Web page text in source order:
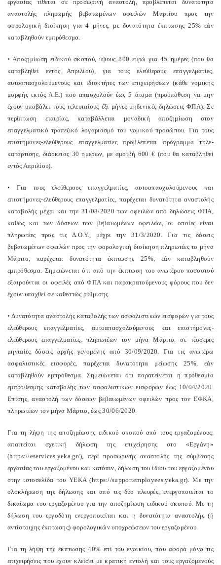
εργασίας τίθεται σε προσωρινή αναστολή, προβλέπεται δυνατότητα
αναστολής πληρωμής βεβαιωμένων οφειλών Μαρτίου προς την
φορολογική διοίκηση για 4 μήνες, με δυνατότητα έκπτωσης 25% εάν
καταβληθούν εμπρόθεσμα.
• Αποζημίωση ειδικού σκοπού, ύψους 800 ευρώ για 45 ημέρες (που θα
καταβληθεί εντός Απριλίου), για τους ελεύθερους επαγγελματίες,
αυτοαπασχολούμενους και ιδιοκτήτες των επιχειρήσεων (κάθε νομικής
μορφής εκτός Α.Ε.) που απασχολούν έως 5 άτομα (προϋπόθεση να μην
έχουν υποβάλει τους τελευταίους έξι μήνες μηδενικές δηλώσεις ΦΠΑ). Σε
περίπτωση εταιρίας, καταβάλλεται μοναδική αποζημίωση στον
επαγγελματικό τραπεζικό λογαριασμό του νομικού προσώπου. Για τους
επιστήμονες-ελεύθερους επαγγελματίες προβλέπεται πρόγραμμα τηλε-
κατάρτισης, διάρκειας 30 ημερών, με αμοιβή 600 € (που θα καταβληθεί
εντός Απριλίου).
• Για τους ελεύθερους επαγγελματίες, αυτοαπασχολούμενους και
επιστήμονες-ελεύθερους επαγγελματίες, παρέχεται δυνατότητα αναστολής
καταβολής μέχρι και την 31/08/2020 των οφειλών από δηλώσεις ΦΠΑ,
καθώς και των δόσεων των βεβαιωμένων οφειλών, οι οποίες είναι
πληρωτέες προς τις Δ.Ο.Υ., μέχρι την 31/3/2020. Για τις δόσεις
βεβαιωμένων οφειλών προς την φορολογική διοίκηση πληρωτέες το μήνα
Μάρτιο, παρέχεται δυνατότητα έκπτωσης 25%, εάν καταβληθούν
εμπρόθεσμα. Σημειώνεται ότι από την έκπτωση του ανωτέρου ποσοστού
εξαιρούνται οι οφειλές από ΦΠΑ και παρακρατούμενους φόρους που δεν
έχουν υπαχθεί σε καθεστώς ρύθμισης.
• Δυνατότητα αναστολής καταβολής των ασφαλιστικών εισφορών για τους
ελεύθερους επαγγελματίες, αυτοαπασχολούμενους και επιστήμονες-
ελεύθερους επαγγελματίες, πληρωτέων τον μήνα Μάρτιο, σε τέσσερις
μηνιαίες δόσεις αρχής γενομένης από 30/09/2020. Για τις ανωτέρω
ασφαλιστικές εισφορές, παρέχεται δυνατότητα μείωσης 25%, εάν
καταβληθούν εμπρόθεσμα. Σημειώνεται ότι παρατείνεται η προθεσμία
εμπρόθεσμης καταβολής των ασφαλιστικών εισφορών έως 10/04/2020.
Επίσης, αναστολή των δόσεων βεβαιωμένων οφειλών προς τον ΕΦΚΑ,
πληρωτέων τον μήνα Μάρτιο, έως 30/06/2020.
Για τη λήψη της αποζημίωσης ειδικού σκοπού από τους εργαζομένους,
απαιτείται σχετική δήλωση της επιχείρησης στο «Εργάνη»
(https://eservices.yeka.gr/), περί προσωρινής αναστολής της σύμβασης
εργασίας του εργαζομένου και κατόπιν, δήλωση του ίδιου του εργαζομένου
στην ιστοσελίδα του ΥΕΚΑ (https://supportemployees.yeka.gr). Με την
ολοκλήρωση της δήλωσης και από τις δύο πλευρές, ενεργοποιείται το
δικαίωμα του εργαζομένου για την αποζημίωση ειδικού σκοπού. Με τη
δήλωση του εργοδότη ενεργοποιείται και η δυνατότητα αναστολής (ή
αντίστοιχης έκπτωσης) φορολογικών υποχρεώσεων του εργαζομένου.
Για τη λήψη της έκπτωσης 40% επί του ενοικίου, που αφορά μόνο τις
επιχειρήσεις που έχουν κλείσει με κρατική εντολή και τους εργαζόμενούς